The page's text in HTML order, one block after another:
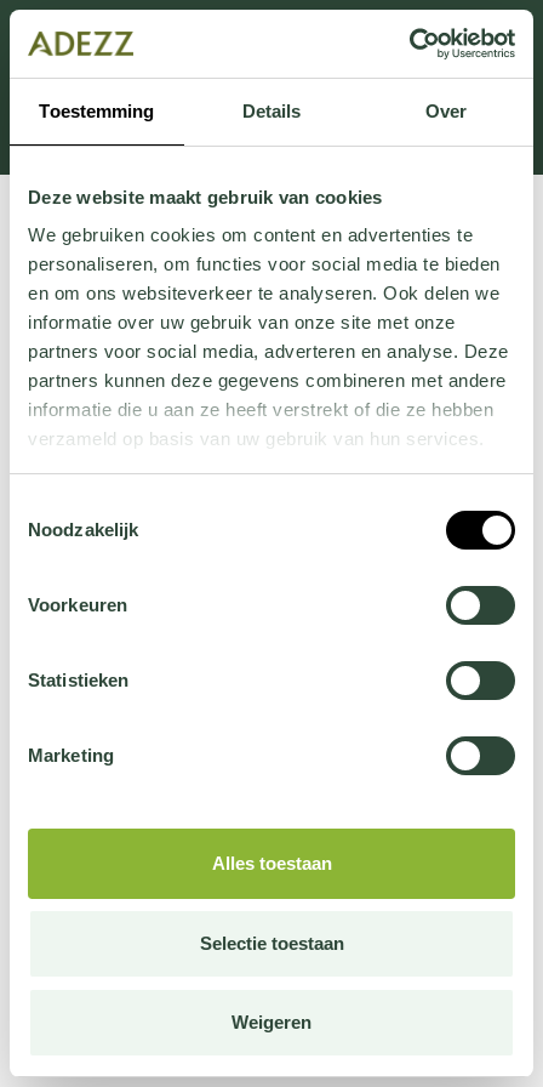
Toestemming Details Over
Deze website maakt gebruik van cookies
We gebruiken cookies om content en advertenties te
personaliseren, om functies voor social media te bieden
en om ons websiteverkeer te analyseren. Ook delen we
informatie over uw gebruik van onze site met onze
partners voor social media, adverteren en analyse. Deze
partners kunnen deze gegevens combineren met andere
informatie die u aan ze heeft verstrekt of die ze hebben
verzameld op basis van uw gebruik van hun services.
jehier.
Noodzakelijk
Voorkeuren
Statistieken
Marketing
Alles toestaan
Selectie toestaan
Weigeren
This section is currently under maintenance.
If you are missing information, you can call us at +31
413 745 423 or email us at